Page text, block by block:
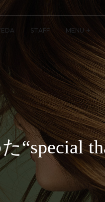
STAFF MENU
“special